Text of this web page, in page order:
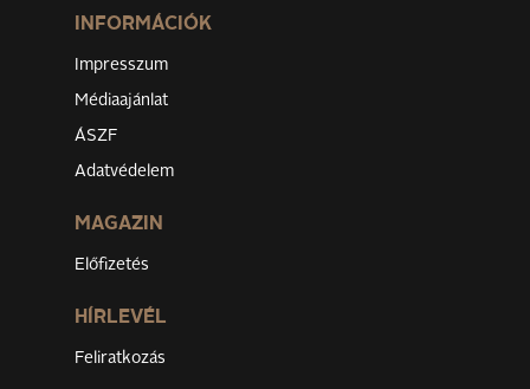
INFORMÁCIÓK
Impresszum
Médiaajánlat
ÁSZF
Adatvédelem
MAGAZIN
Előfizetés
HÍRLEVÉL
Feliratkozás